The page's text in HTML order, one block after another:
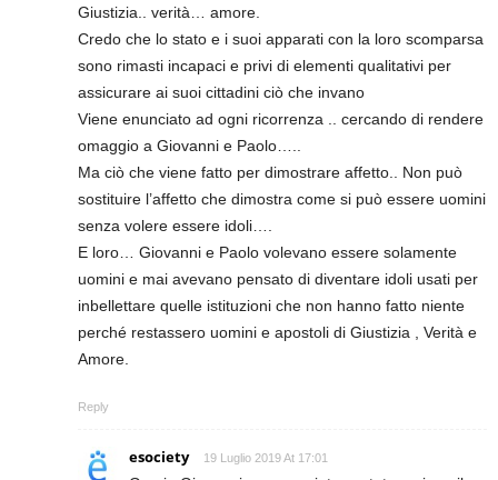
Giustizia.. verità… amore.
Credo che lo stato e i suoi apparati con la loro scomparsa
sono rimasti incapaci e privi di elementi qualitativi per
assicurare ai suoi cittadini ciò che invano
Viene enunciato ad ogni ricorrenza .. cercando di rendere
omaggio a Giovanni e Paolo…..
Ma ciò che viene fatto per dimostrare affetto.. Non può
sostituire l’affetto che dimostra come si può essere uomini
senza volere essere idoli….
E loro… Giovanni e Paolo volevano essere solamente
uomini e mai avevano pensato di diventare idoli usati per
inbellettare quelle istituzioni che non hanno fatto niente
perché restassero uomini e apostoli di Giustizia , Verità e
Amore.
Reply
esociety 19 Luglio 2019 At 17:01